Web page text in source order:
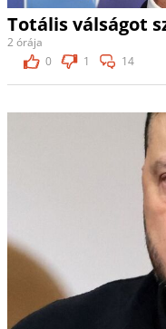
Totális válságot
2 órája
0
1 14